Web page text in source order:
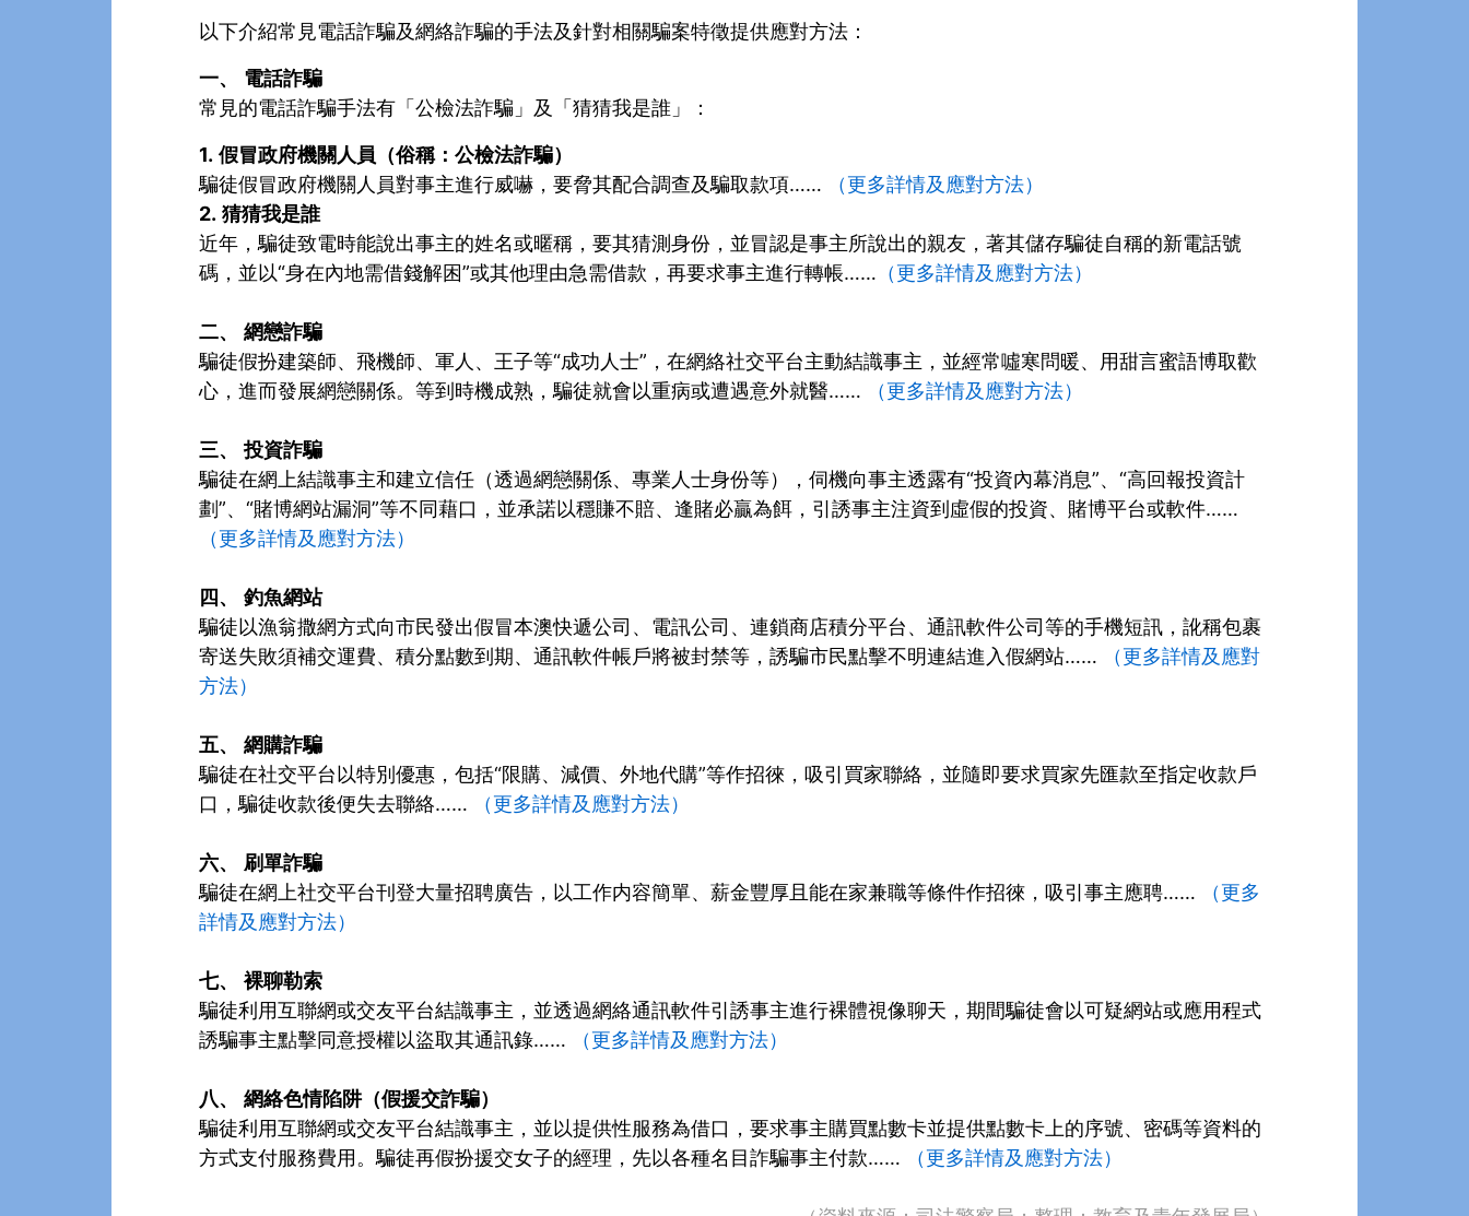
以下介紹常見電話詐騙及網絡詐騙的手法及針對相關騙案特徵提供應對方法：
一、
電話詐騙
常見的電話詐騙手法有「公檢法詐騙」及「猜猜我是誰」：
1. 假冒政府機關人員（俗稱：公檢法詐騙）
騙徒假冒政府機關人員對事主進行威嚇，要脅其配合調查及騙取款項……
（更多詳情及應對方法）
2. 猜猜我是誰
近年，騙徒致電時能說出事主的姓名或暱稱，要其猜測身份，並冒認是事主所說出的親友，著其儲存騙徒自稱的新電話號
碼，並以“身在內地需借錢解困”或其他理由急需借款，再要求事主進行轉帳…… （更多詳情及應對方法）
二、
網戀詐騙
騙徒假扮建築師、飛機師、軍人、王子等“成功人士”，在網絡社交平台主動結識事主，並經常噓寒問暖、用甜言蜜語博取歡
心，進而發展網戀關係。等到時機成熟，騙徒就會以重病或遭遇意外就醫……
（更多詳情及應對方法）
三、
投資詐騙
騙徒在網上結識事主和建立信任（透過網戀關係、專業人士身份等），伺機向事主透露有“投資內幕消息”、“高回報投資計
劃”、“賭博網站漏洞”等不同藉口，並承諾以穩賺不賠、逢賭必贏為餌，引誘事主注資到虛假的投資、賭博平台或軟件……
（更多詳情及應對方法）
四、
釣魚網站
騙徒以漁翁撒網方式向市民發出假冒本澳快遞公司、電訊公司、連鎖商店積分平台、通訊軟件公司等的手機短訊，訛稱包裹
寄送失敗須補交運費、積分點數到期、通訊軟件帳戶將被封禁等，誘騙市民點擊不明連結進入假網站……
（更多詳情及應對
方法）
五、
網購詐騙
騙徒在社交平台以特別優惠，包括“限購、減價、外地代購”等作招徠，吸引買家聯絡，並隨即要求買家先匯款至指定收款戶
口，騙徒收款後便失去聯絡……
（更多詳情及應對方法）
六、
刷單詐騙
騙徒在網上社交平台刊登大量招聘廣告，以工作内容簡單、薪金豐厚且能在家兼職等條件作招徠，吸引事主應聘……
（更多
詳情及應對方法）
七、
裸聊勒索
騙徒利用互聯網或交友平台結識事主，並透過網絡通訊軟件引誘事主進行裸體視像聊天，期間騙徒會以可疑網站或應用程式
誘騙事主點擊同意授權以盜取其通訊錄……
（更多詳情及應對方法）
八、
網絡色情陷阱（假援交詐騙）
騙徒利用互聯網或交友平台結識事主，並以提供性服務為借口，要求事主購買點數卡並提供點數卡上的序號、密碼等資料的
方式支付服務費用。騙徒再假扮援交女子的經理，先以各種名目詐騙事主付款……
（更多詳情及應對方法）